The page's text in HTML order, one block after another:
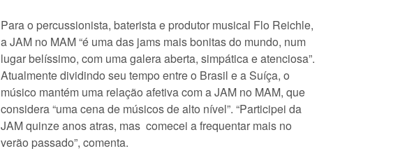
Para o percussionista, baterista e produtor musical Flo Reichle,
a JAM no MAM “é uma das jams mais bonitas do mundo, num
lugar belíssimo, com uma galera aberta, simpática e atenciosa”.
Atualmente dividindo seu tempo entre o Brasil e a Suíça, o
músico mantém uma relação afetiva com a JAM no MAM, que
considera “uma cena de músicos de alto nível”. “Participei da
JAM quinze anos atras, mas comecei a frequentar mais no
verão passado”, comenta.